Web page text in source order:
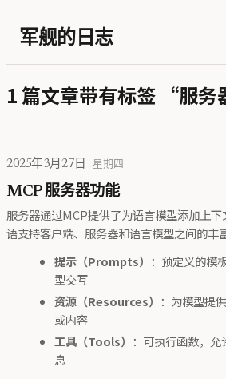
军舰的日志
1 篇文章带有标签 “服务
2025年3月27日 星期四
MCP 服务器功能
服务器通过MCP提供了为语言模型添加上
语支持客户端、服务器和语言模型之间的丰
提示（Prompts） ：预定义的模
型交互
资源（Resources） ：为模型提
或内容
工具（Tools） ：可执行函数，
息